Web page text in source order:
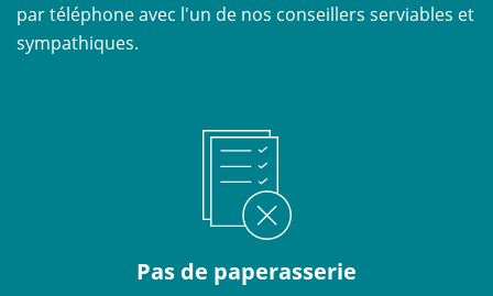
par téléphone avec l'un de nos conseillers serviables et
sympathiques.
Pas de paperasserie